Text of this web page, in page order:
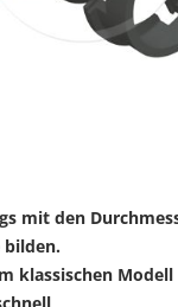
mit den
bilden.
klassischen